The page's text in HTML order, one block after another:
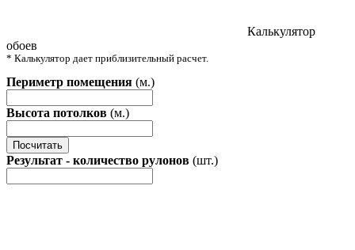
Калькулятор
обоев
* Калькулятор дает приблизительный расчет.
Периметр помещения (м.)
Высота потолков (м.)
Посчитать
Результат - количество рулонов (шт.)